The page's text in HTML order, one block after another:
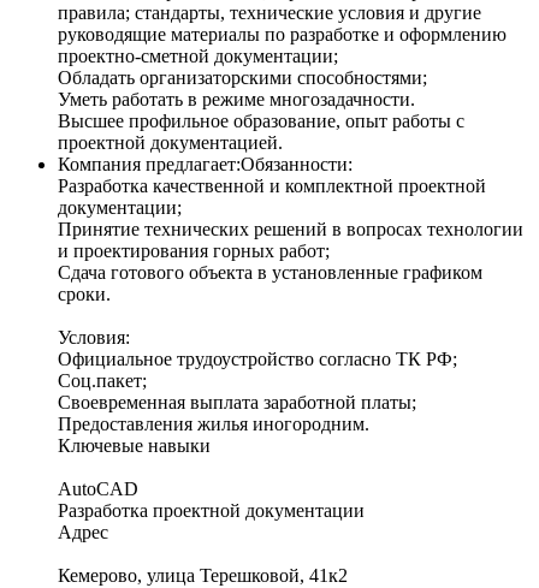
правила; стандарты, технические условия и другие
руководящие материалы по разработке и оформлению
проектно-сметной документации;
Обладать организаторскими способностями;
Уметь работать в режиме многозадачности.
Высшее профильное образование, опыт работы с
проектной документацией.
Компания предлагает:Обязанности:
Разработка качественной и комплектной проектной
документации;
Принятие технических решений в вопросах технологии
и проектирования горных работ;
Сдача готового объекта в установленные графиком
сроки.
Условия:
Официальное трудоустройство согласно ТК РФ;
Соц.пакет;
Своевременная выплата заработной платы;
Предоставления жилья иногородним.
Ключевые навыки
AutoCAD
Разработка проектной документации
Адрес
Кемерово, улица Терешковой, 41к2